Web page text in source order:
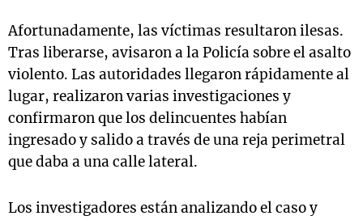
Afortunadamente, las víctimas resultaron ilesas.
Tras liberarse, avisaron a la Policía sobre el asalto
violento. Las autoridades llegaron rápidamente al
lugar, realizaron varias investigaciones y
confirmaron que los delincuentes habían
ingresado y salido a través de una reja perimetral
que daba a una calle lateral.
Los investigadores están analizando el caso y